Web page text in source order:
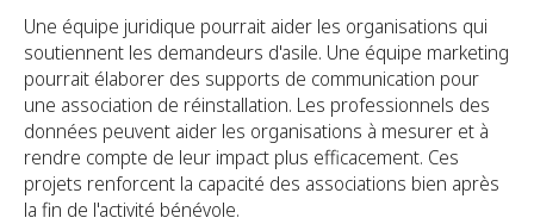
Une équipe juridique pourrait aider les organisations qui
soutiennent les demandeurs d'asile. Une équipe marketing
pourrait élaborer des supports de communication pour
une association de réinstallation. Les professionnels des
données peuvent aider les organisations à mesurer et à
rendre compte de leur impact plus efficacement. Ces
projets renforcent la capacité des associations bien après
la fin de l'activité bénévole.